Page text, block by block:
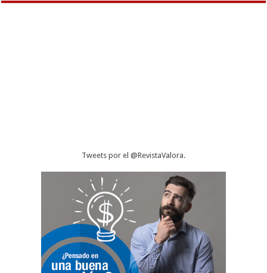
Tweets por el @RevistaValora.